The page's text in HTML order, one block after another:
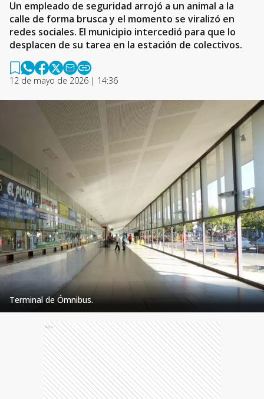
Un empleado de seguridad arrojó a un animal a la
calle de forma brusca y el momento se viralizó en
redes sociales. El municipio intercedió para que lo
desplacen de su tarea en la estación de colectivos.
12 de mayo de 2026 | 14:36
Terminal de Ómnibus.
Ads